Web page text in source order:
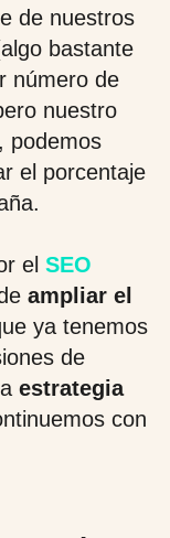
de nuestros
bastante
número de
nuestro
podemos
el porcentaje
el SEO
ampliar el
ya tenemos
de
estrategia
con